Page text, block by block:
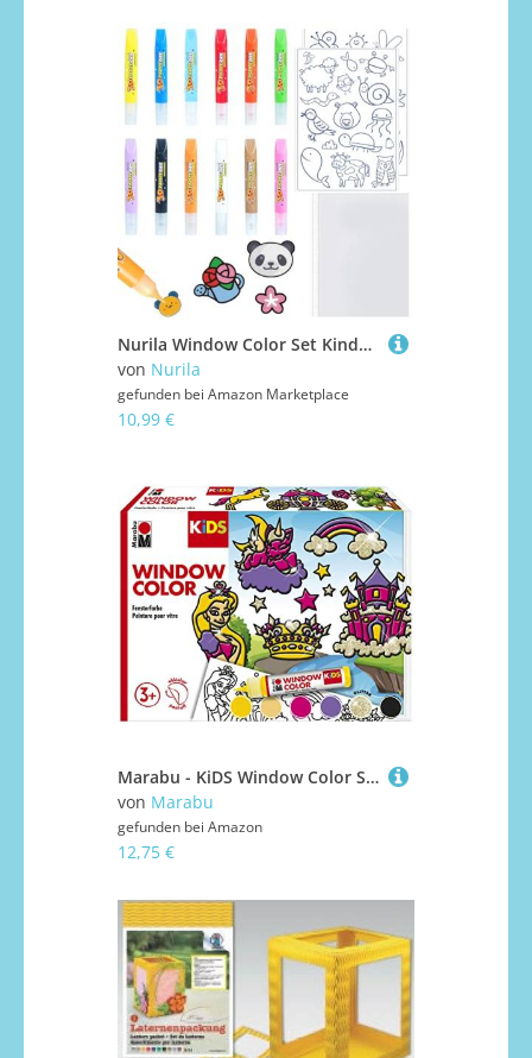
Nurila Window Color Set Kinder, Fensterfarben Kinder, Window Color 12 Pinselfarben und Zwei Pflanzen und Tiere Graffiti-Muster, eine A4-Backfolie, Fenstermalfarben für Glas, Spiegel, Fensterbilder
von Nurila
gefunden bei Amazon Marketplace
10,99 €
Marabu - KiDS Window Color Set Prinzessin, 6 x 25 ml Fensterfarbe auf Wasserbasis, 2 Malvorlagen in A3 und A4, 30 Motive, für Kinder ab 3 Jahren
von Marabu
gefunden bei Amazon
12,75 €